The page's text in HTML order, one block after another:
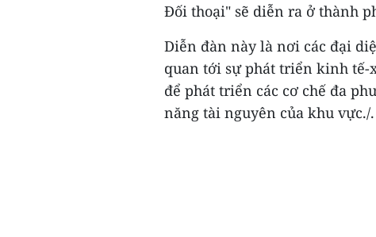
Đối thoại" sẽ diễn ra ở thành
Diễn đàn này là nơi các đại
quan tới sự phát triển kinh tế-
để phát triển các cơ chế đa
năng tài nguyên của khu vực./.